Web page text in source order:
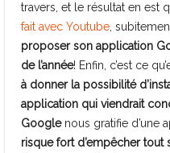
travers, et le résultat en est
fait avec Youtube,
proposer son application
de l’année! Enfin, c’est ce
à donner la possibilité
application qui viendrait
Googlenous gratifie d’une
risque fort d’empêcher tout